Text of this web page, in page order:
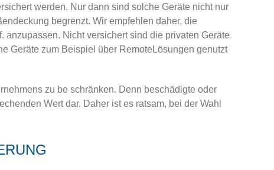
werden. Nur dann sind solche Geräte nicht nur
begrenzt. Wir empfehlen daher, die
Nicht versichert sind die privaten Geräte
Geräte zum Beispiel über Remote­Lösungen genutzt
zu be­ schränken. Denn beschädigte oder
Wert dar. Daher ist es ratsam, bei der Wahl